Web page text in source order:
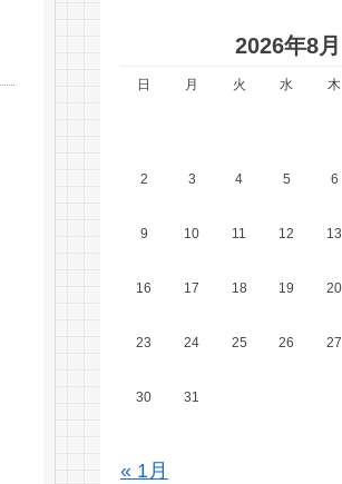
2026年8月
日 月 火 水 木
2 3 4 5 6
9 10 11 12 13
16 17 18 19 20
23 24 25 26 27
30 31
« 1月